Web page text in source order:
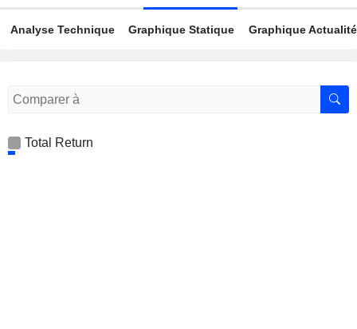
Analyse Technique Graphique Statique Graphique
Total Return